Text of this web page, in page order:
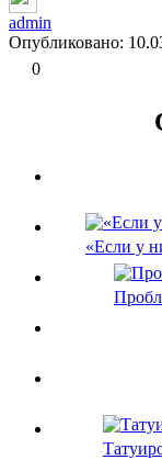
admin
Опубликовано:
0
«Если у